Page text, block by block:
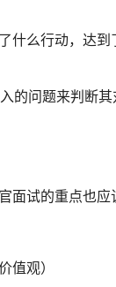
什么行动，达到
的问题来判断其
面试的重点也应
值观）